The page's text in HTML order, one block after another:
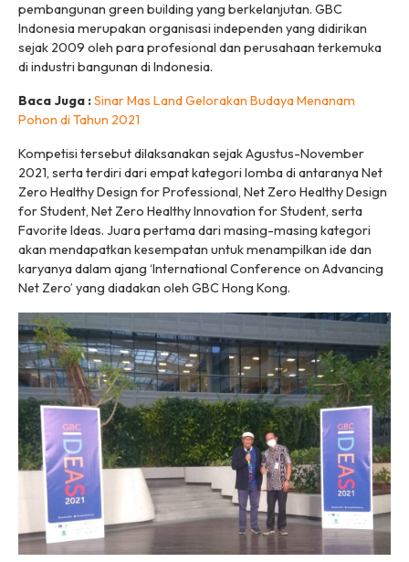
pembangunan green building yang berkelanjutan. GBC
Indonesia merupakan organisasi independen yang didirikan
sejak 2009 oleh para profesional dan perusahaan terkemuka
di industri bangunan di Indonesia.
Baca Juga :Sinar Mas Land Gelorakan Budaya Menanam
Pohon di Tahun 2021
Kompetisi tersebut dilaksanakan sejak Agustus-November
2021, serta terdiri dari empat kategori lomba di antaranya Net
Zero Healthy Design for Professional, Net Zero Healthy Design
for Student, Net Zero Healthy Innovation for Student, serta
Favorite Ideas. Juara pertama dari masing-masing kategori
akan mendapatkan kesempatan untuk menampilkan ide dan
karyanya dalam ajang ‘International Conference on Advancing
Net Zero’ yang diadakan oleh GBC Hong Kong.